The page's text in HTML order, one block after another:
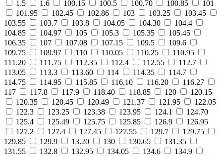
1.5
1.6 100.15 100.5 100.70 100.85
101
101.95
102.45 102.86 103 103.25
103.45
103.55
103.7 103.8 104.05 104.30
104.4
104.85
104.97 105 105.3 105.35
105.45
106.35
107 107.08 107.15 109.5
109.6
109.75
109.97 110 110.05 110.25
110.95
111.20
111.75 112.35 112.4 112.55
112.7
113.05
113.3 113.60 114 114.35
114.7
114.75
114.95 115.85 116.10 116.20
116.27
117
117.8 117.9 118.40 118.85 120
120.15
120.35
120.45 120.49 121.37 121.95
122.05
122.3
123.25 123.38 123.95 124.1
124.70
125.4
125.49 125.75 125.85 126.9
126.95
127.2
127.4 127.45 127.55 129.7
129.75
129.85
129.9 13.20 130 130.65
131.35
131.55
132.8 132.95 134.05 134.6
134.9